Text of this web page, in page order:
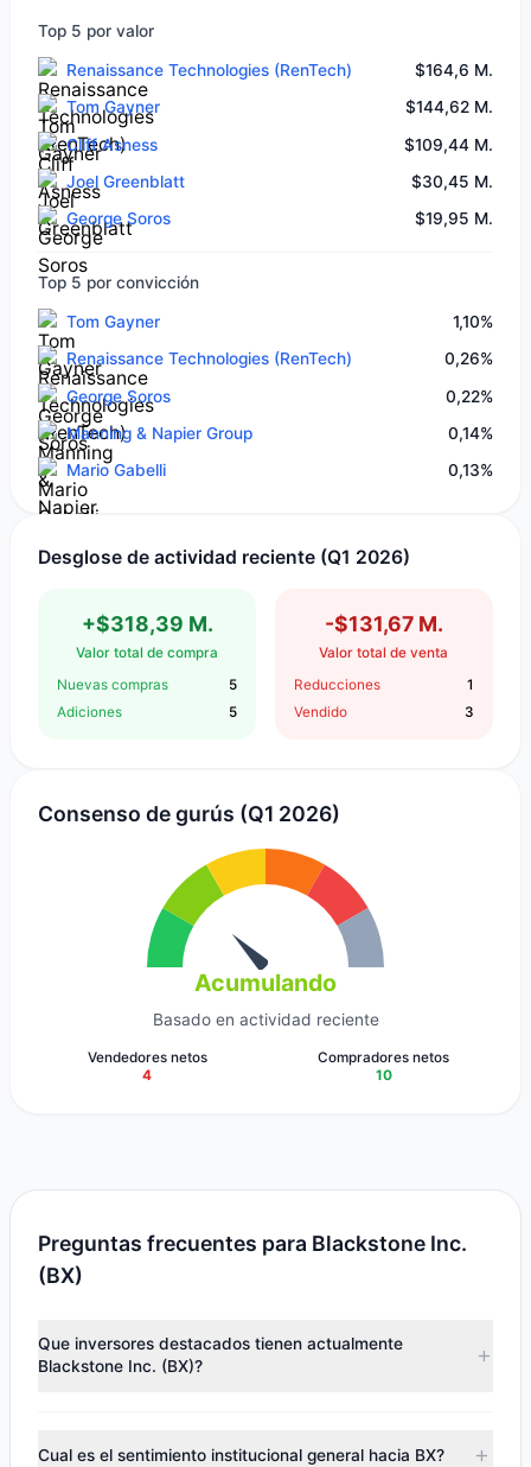
Top 5 por valor
Renaissance Technologies (RenTech)
$164,6 M.
Tom Gayner
$144,62 M.
Cliff Asness
$109,44 M.
Joel Greenblatt
$30,45 M.
George Soros
$19,95 M.
Top 5 por convicción
Tom Gayner
1,10%
Renaissance Technologies (RenTech)
0,26%
George Soros
0,22%
Manning & Napier Group
0,14%
Mario Gabelli
0,13%
Desglose de actividad reciente (Q1 2026)
+$318,39 M.
Valor total de compra
Nuevas compras
5
Adiciones
5
-$131,67 M.
Valor total de venta
Reducciones
1
Vendido
3
Consenso de gurús (Q1 2026)
Acumulando
Basado en actividad reciente
Vendedores netos
4
Compradores netos
10
Preguntas frecuentes para Blackstone Inc.
(BX)
Que inversores destacados tienen actualmente
Blackstone Inc. (BX)?
Technologies (RenTech)
(164,6 M.$), Tom Gayner(144,62
Cual es el sentimiento institucional general hacia BX?